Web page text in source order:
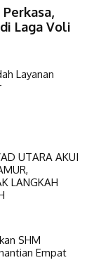
Laga Voli
Layanan
UTARA AKUI
LANGKAH
SHM
Empat